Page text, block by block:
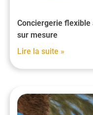
Conciergerie
sur mesure
Lire la suite »